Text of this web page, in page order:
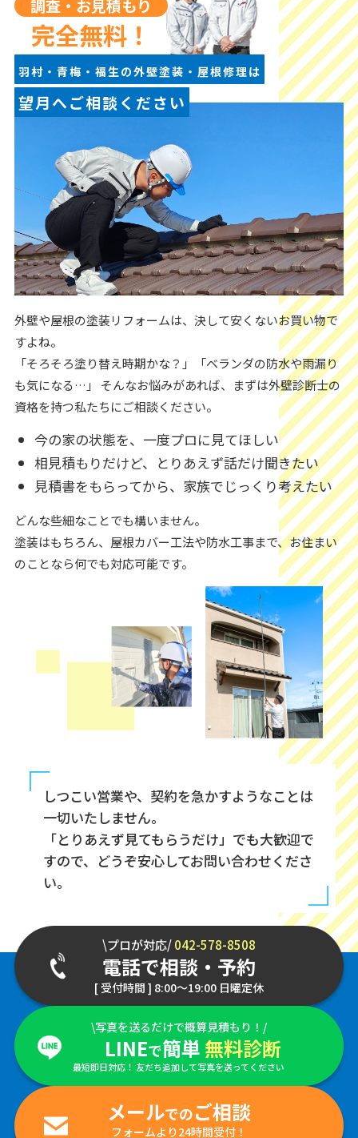
調査・お見積もり
完全無料！
羽村・青梅・福生の外壁塗装・屋根修理は
望月へご相談ください
外壁や屋根の塗装リフォームは、決して安くないお買い物で
すよね。
「そろそろ塗り替え時期かな？」「ベランダの防水や雨漏り
も気になる…」 そんなお悩みがあれば、まずは外壁診断士の
資格を持つ私たちにご相談ください。
今の家の状態を、一度プロに見てほしい
相見積もりだけど、とりあえず話だけ聞きたい
見積書をもらってから、家族でじっくり考えたい
どんな些細なことでも構いません。
塗装はもちろん、屋根カバー工法や防水工事まで、お住まい
のことなら何でも対応可能です。
しつこい営業や、契約を急かすようなことは
一切いたしません。
「とりあえず見てもらうだけ」でも大歓迎で
すので、どうぞ安心してお問い合わせくださ
い。
\プロが対応/042-578-8508
電話で相談・予約
[ 受付時間 ] 8:00～19:00 日曜定休
\写真を送るだけで概算見積もり！/
LINEで簡単 無料診断
最短即日対応！ 友だち追加して写真を送ってください
メールでのご相談
フォームより24時間受付！